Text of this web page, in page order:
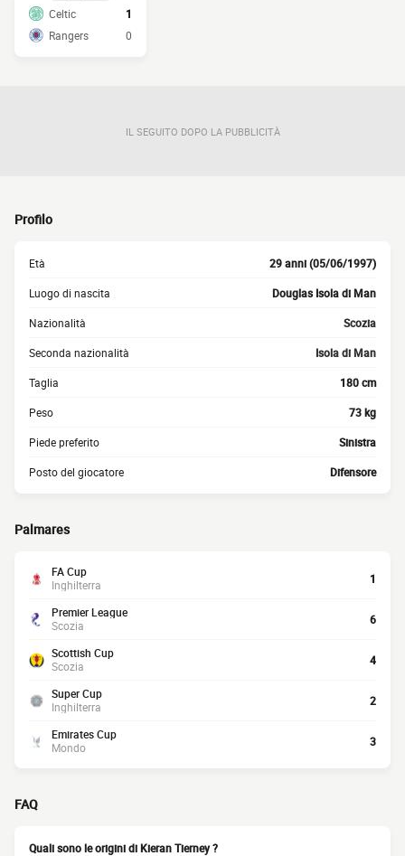
Celtic
1
Rangers
0
IL SEGUITO DOPO LA PUBBLICITÀ
Profilo
Età 29 anni (05/06/1997)
Luogo di nascita Douglas Isola di Man
Nazionalità Scozia
Seconda nazionalità Isola di Man
Taglia 180 cm
Peso 73 kg
Piede preferito Sinistra
Posto del giocatore Difensore
Palmares
FA Cup
Inghilterra
1
Premier League
Scozia
6
Scottish Cup
Scozia
4
Super Cup
Inghilterra
2
Emirates Cup
Mondo
3
FAQ
Quali sono le origini di Kieran Tierney ?